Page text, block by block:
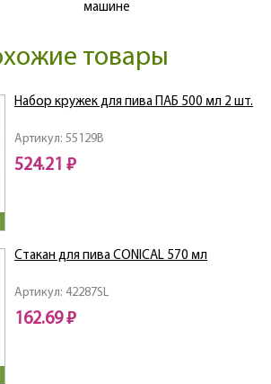
машине
товары
Артикул: 55129B
Набор кружек для пива ПАБ 500 мл 2 шт.
524.21 ₽
Артикул: 42287SL
Стакан для пива CONICAL 570 мл
162.69 ₽